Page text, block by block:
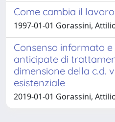
Come cambia il lavoro
1997-01-01 Gorassini,
Consenso informato e
anticipate di
dimensione della c.d.
esistenziale
2019-01-01 Gorassini,